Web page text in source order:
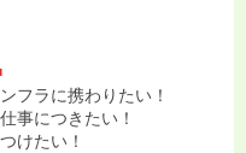
フラに携わりたい！
事につきたい！
けたい！